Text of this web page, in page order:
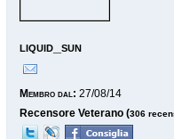
liquid_sun
Membro dal: 27/08/14
Recensore Veterano (306